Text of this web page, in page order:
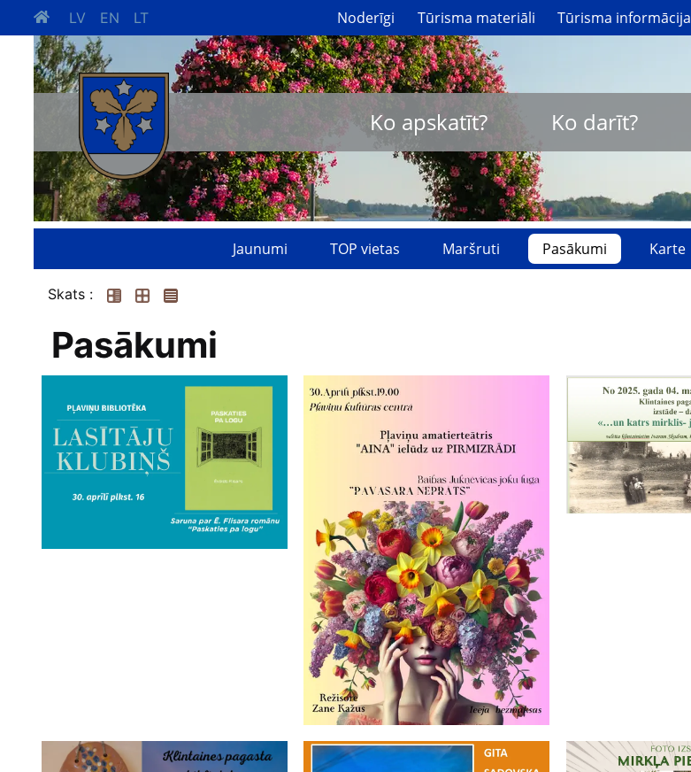
LV EN LT Noderīgi Tūrisma materiāli Tūrisma informācija
Ko apskatīt? Ko darīt?
Jaunumi TOP vietas Maršruti Pasākumi Karte
Skats :
Pasākumi